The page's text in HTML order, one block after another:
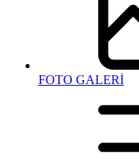
FOTO GALERİ